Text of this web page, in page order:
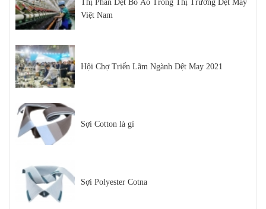
Thị Phần Dệt Bo Áo Trong Thị Trường Dệt May
Việt Nam
Hội Chợ Triển Lãm Ngành Dệt May 2021
Sợi Cotton là gì
Sợi Polyester Cotna